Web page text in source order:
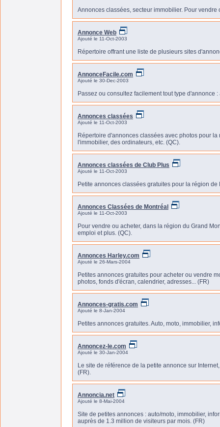
Annonces classées, secteur immobilier. Pour
Annonce Web
Ajouté le 11-Oct-2003
Répertoire offrant une liste de plusieurs sites
AnnonceFacile.com
Ajouté le 30-Dec-2003
Passez ou consultez facilement tout type d'annonce
Annonces classées
Ajouté le 11-Oct-2003
Répertoire d'annonces classées avec photos pour
l'immobilier, des ordinateurs, etc. (QC).
Annonces classées de Club Plus
Ajouté le 11-Oct-2003
Petite annonces classées gratuites pour la région
Annonces Classées de Montréal
Ajouté le 11-Oct-2003
Pour vendre ou acheter, dans la région du Grand
emploi et plus. (QC).
Annonces Harley.com
Ajouté le 26-Mars-2004
Petites annonces gratuites pour acheter ou vendre
photos, fonds d'écran, calendrier, adresses... (FR)
Annonces-gratis.com
Ajouté le 8-Jan-2004
Petites annonces gratuites. Auto, moto, immobilier,
Annoncez-le.com
Ajouté le 30-Jan-2004
Le site de référence de la petite annonce sur
(FR).
Annoncia.net
Ajouté le 8-Mai-2004
Site de petites annonces : auto/moto, immobilier,
auprès de 1.3 million de visiteurs par mois. (FR)